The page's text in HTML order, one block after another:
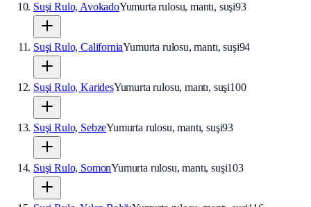
Suşi Rulo, AvokadoYumurta rulosu, mantı, suşi93
Suşi Rulo, CaliforniaYumurta rulosu, mantı, suşi94
Suşi Rulo, KaridesYumurta rulosu, mantı, suşi100
Suşi Rulo, SebzeYumurta rulosu, mantı, suşi93
Suşi Rulo, SomonYumurta rulosu, mantı, suşi103